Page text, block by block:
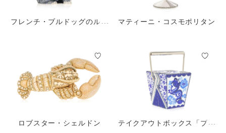
フレンチ・ブルドッグのルー
マティーニ・コスモポリタン
ロブスター・シェルドン
テイクアウトボックス「ブル